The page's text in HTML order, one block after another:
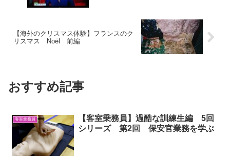
【海外のクリスマス体験】フランスのク
リスマス Noël 前編
おすすめ記事
客室乗務員
【客室乗務員】過酷な訓練生編 5回
シリーズ 第2回 保安官業務を学ぶ